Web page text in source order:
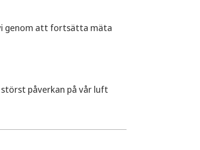
genom att fortsätta mäta
påverkan på vår luft